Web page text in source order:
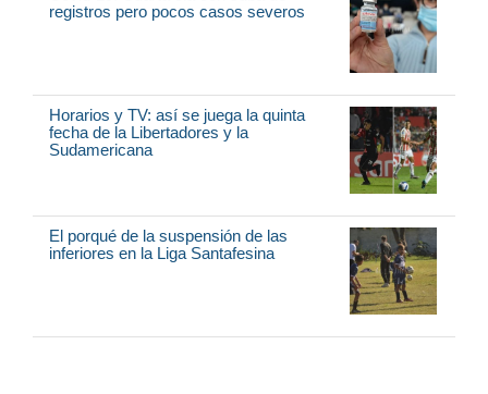
registros pero pocos casos severos
Horarios y TV: así se juega la quinta
fecha de la Libertadores y la
Sudamericana
El porqué de la suspensión de las
inferiores en la Liga Santafesina